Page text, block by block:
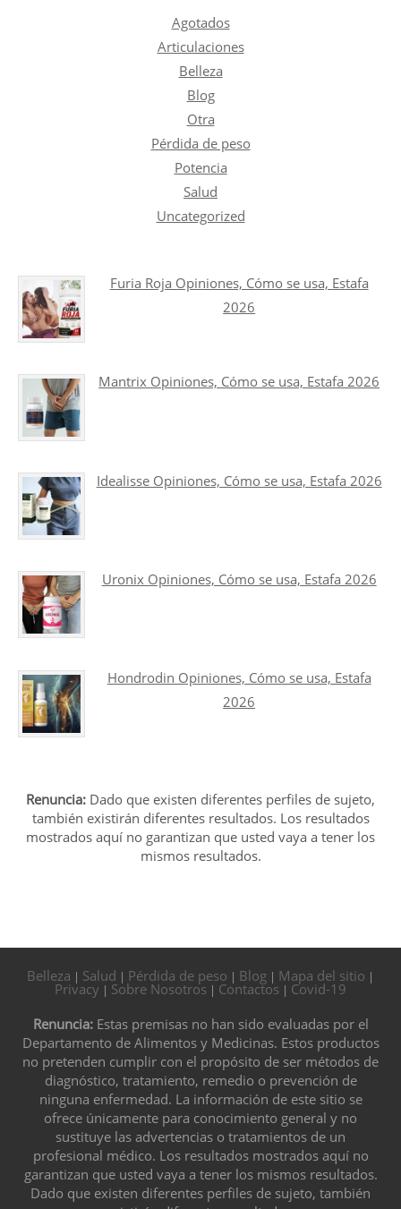
Agotados
Articulaciones
Belleza
Blog
Otra
Pérdida de peso
Potencia
Salud
Uncategorized
Furia Roja Opiniones, Cómo se usa, Estafa
2026
Mantrix Opiniones, Cómo se usa, Estafa 2026
Idealisse Opiniones, Cómo se usa, Estafa 2026
Uronix Opiniones, Cómo se usa, Estafa 2026
Hondrodin Opiniones, Cómo se usa, Estafa
2026
Renuncia: Dado que existen diferentes perfiles de sujeto,
también existirán diferentes resultados. Los resultados
mostrados aquí no garantizan que usted vaya a tener los
mismos resultados.
Belleza | Salud | Pérdida de peso | Blog | Mapa del sitio |
Privacy | Sobre Nosotros | Contactos | Covid-19
Renuncia:Estas premisas no han sido evaluadas por el
Departamento de Alimentos y Medicinas. Estos productos
no pretenden cumplir con el propósito de ser métodos de
diagnóstico, tratamiento, remedio o prevención de
ninguna enfermedad. La información de este sitio se
ofrece únicamente para conocimiento general y no
sustituye las advertencias o tratamientos de un
profesional médico. Los resultados mostrados aquí no
garantizan que usted vaya a tener los mismos resultados.
Dado que existen diferentes perfiles de sujeto, también